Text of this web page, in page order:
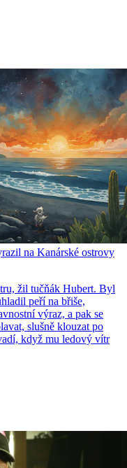
na Kanárské ostrovy
žil tučňák Hubert. Byl
peří na břiše,
výraz, a pak se
slušně klouzat po
když mu ledový vítr